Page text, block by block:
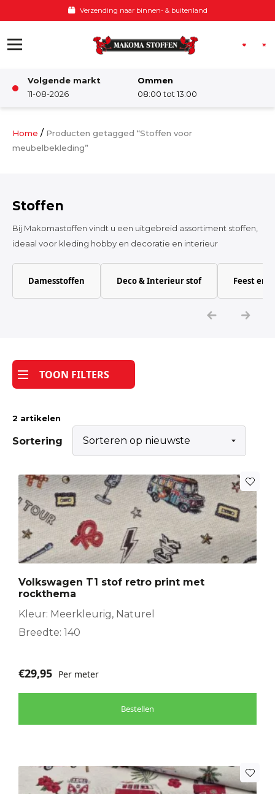
Voor 12:00 besteld, zelfde dag verzonden
Volgende markt
11-08-2026
Ommen
08:00 tot 13:00
Damesstoffen
Kinderkamer
Katoen
Tijdpakker stof
Home / Producten getagged “Stoffen voor
meubelbekleding”
Stoffen
Bij Makomastoffen vindt u een uitgebreid assortiment stoffen,
ideaal voor kleding hobby en decoratie en interieur
Damesstoffen Deco & Interieur stof Feest en
TOON FILTERS
2 artikelen
Sortering
Volkswagen T1 stof retro print met
rockthema
Kleur: Meerkleurig, Naturel
Breedte: 140
€29,95 Per meter
Bestellen